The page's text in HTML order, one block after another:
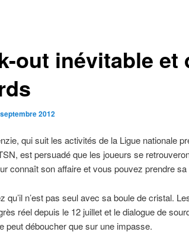
out inévitable et
2012
qui suit les activités de la Ligue nationale
est persuadé que les joueurs se
connaît son affaire et vous pouvez prendre sa
qu’il n’est pas seul avec sa boule de cristal.
réel depuis le 12 juillet et le dialogue de
peut déboucher que sur une impasse.